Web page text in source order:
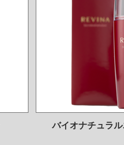
バイオナチュラ